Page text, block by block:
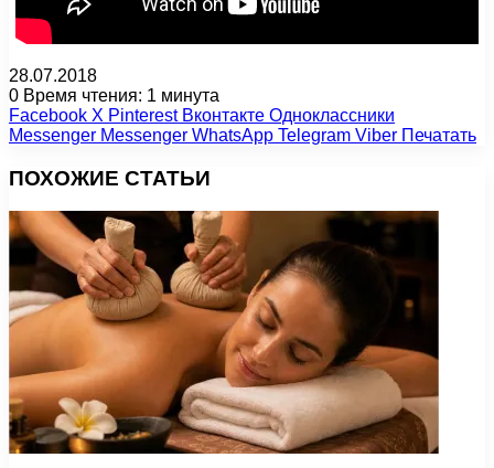
28.07.2018
0 Время чтения: 1 минута
Facebook X Pinterest Вконтакте Одноклассники
Messenger Messenger WhatsApp Telegram Viber Печатать
ПОХОЖИЕ СТАТЬИ